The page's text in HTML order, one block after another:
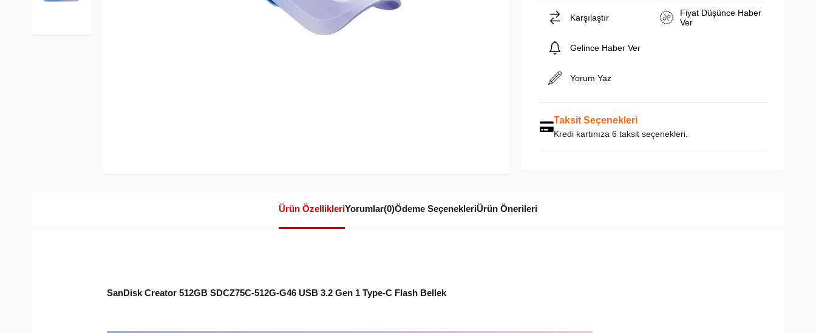
Karşılaştır
Fiyat Düşünce Haber
Ver
Gelince Haber Ver
Yorum Yaz
Taksit Seçenekleri
Kredi kartınıza 6 taksit seçenekleri.
Ürün ÖzellikleriYorumlar(0)Ödeme SeçenekleriÜrün Önerileri
SanDisk Creator 512GB SDCZ75C-512G-G46 USB 3.2 Gen 1 Type-C Flash Bellek